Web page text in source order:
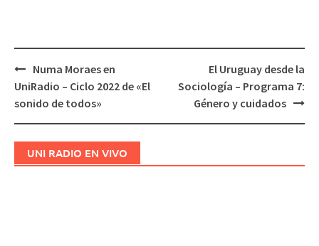
Navegación
de
Numa Moraes en
UniRadio – Ciclo 2022 de «El
sonido de todos»
El Uruguay desde la
Sociología – Programa 7:
Género y cuidados
UNI RADIO EN VIVO